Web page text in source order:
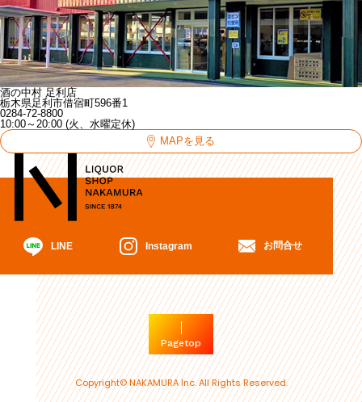
酒の中村 足利店
栃木県足利市借宿町596番1
0284-72-8800
10:00～20:00 (火、水曜定休)
MAPを見る
LINE Instagram お問合せ
Pagetop
Copyright© NAKAMURA Inc. All Rights Reserved.